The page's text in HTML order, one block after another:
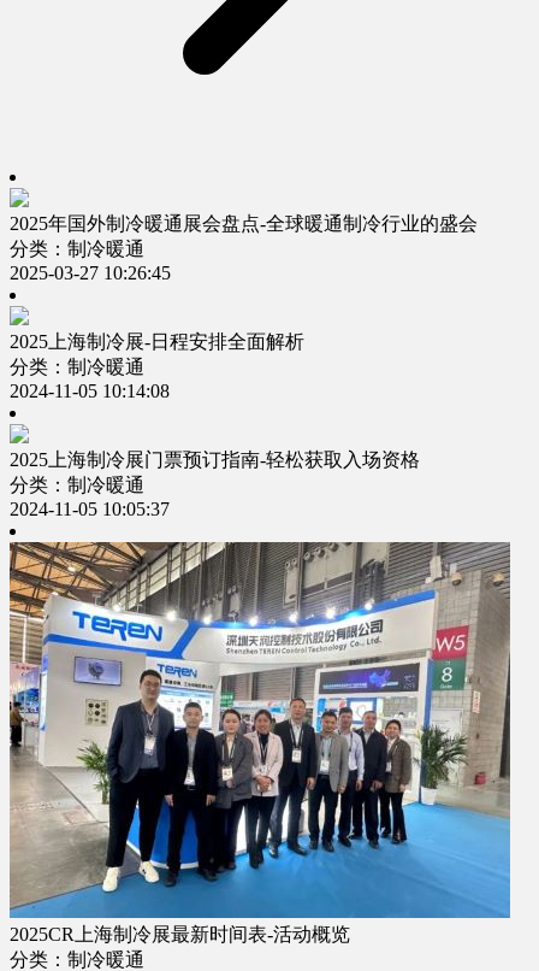
2025年国外制冷暖通展会盘点-全球暖通制冷行业的盛会
分类：制冷暖通
2025-03-27 10:26:45
2025上海制冷展-日程安排全面解析
分类：制冷暖通
2024-11-05 10:14:08
2025上海制冷展门票预订指南-轻松获取入场资格
分类：制冷暖通
2024-11-05 10:05:37
2025CR上海制冷展最新时间表-活动概览
分类：制冷暖通